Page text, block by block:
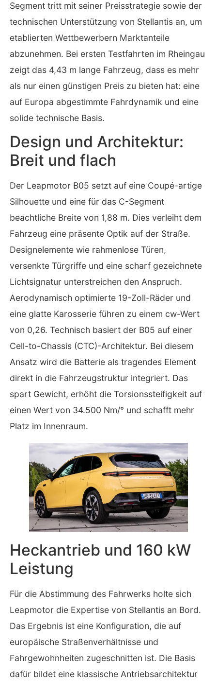
Segment tritt mit seiner Preisstrategie sowie der
technischen Unterstützung von Stellantis an, um
etablierten Wettbewerbern Marktanteile
abzunehmen. Bei ersten Testfahrten im Rheingau
zeigt das 4,43 m lange Fahrzeug, dass es mehr
als nur einen günstigen Preis zu bieten hat: eine
auf Europa abgestimmte Fahrdynamik und eine
solide technische Basis.
Design und Architektur:
Breit und flach
Der Leapmotor B05 setzt auf eine Coupé-artige
Silhouette und eine für das C-Segment
beachtliche Breite von 1,88 m. Dies verleiht dem
Fahrzeug eine präsente Optik auf der Straße.
Designelemente wie rahmenlose Türen,
versenkte Türgriffe und eine scharf gezeichnete
Lichtsignatur unterstreichen den Anspruch.
Aerodynamisch optimierte 19-Zoll-Räder und
eine glatte Karosserie führen zu einem cw-Wert
von 0,26. Technisch basiert der B05 auf einer
Cell-to-Chassis (CTC)-Architektur. Bei diesem
Ansatz wird die Batterie als tragendes Element
direkt in die Fahrzeugstruktur integriert. Das
spart Gewicht, erhöht die Torsionssteifigkeit auf
einen Wert von 34.500 Nm/° und schafft mehr
Platz im Innenraum.
Heckantrieb und 160 kW
Leistung
Für die Abstimmung des Fahrwerks holte sich
Leapmotor die Expertise von Stellantis an Bord.
Das Ergebnis ist eine Konfiguration, die auf
europäische Straßenverhältnisse und
Fahrgewohnheiten zugeschnitten ist. Die Basis
dafür bildet eine klassische Antriebsarchitektur